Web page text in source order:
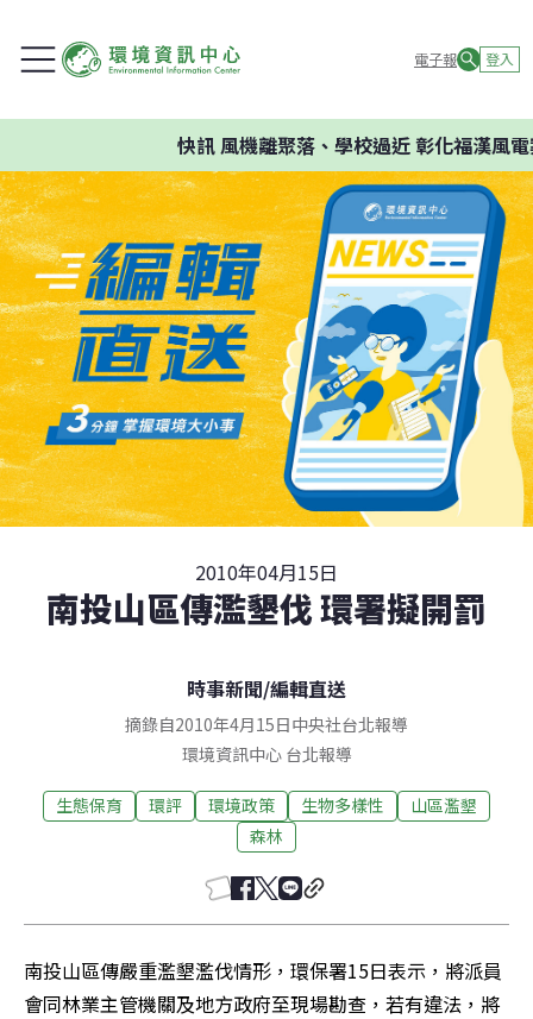
電子報 登入
快訊風機離聚落、學校過近 彰化福漢風電
2010年04月15日
南投山區傳濫墾伐 環署擬開罰
時事新聞/編輯直送
摘錄自2010年4月15日中央社台北報導
環境資訊中心 台北報導
生態保育 環評 環境政策 生物多樣性
山區濫墾
森林
南投山區傳嚴重濫墾濫伐情形，環保署15日表示，將派員
會同林業主管機關及地方政府至現場勘查，若有違法，將